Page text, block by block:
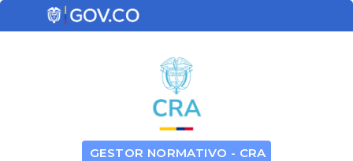
GESTOR NORMATIVO - CRA